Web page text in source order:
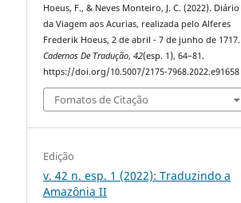
Hoeus, F., & Neves Monteiro, J. C. (2022). Diário
da Viagem aos Acurias, realizada pelo Alferes
Frederik Hoeus, 2 de abril - 7 de junho de 1717.
Cadernos De Tradução,42(esp. 1), 64–81.
https://doi.org/10.5007/2175-7968.2022.e91658
Fomatos de Citação
Edição
v. 42 n. esp. 1 (2022): Traduzindo a
Amazônia II